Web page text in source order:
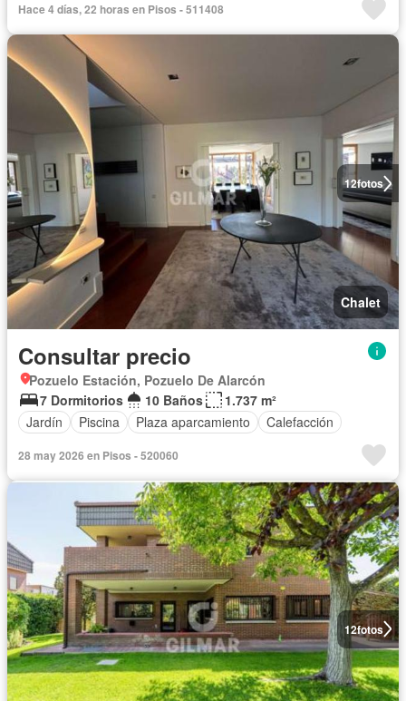
Hace 4 días, 22 horas en Pisos - 511408
12fotos
Chalet
Consultar precio
Pozuelo Estación, Pozuelo De Alarcón
7 Dormitorios
10 Baños
1.737 m²
Jardín
Piscina Plaza aparcamiento Calefacción
28 may 2026 en Pisos - 520060
12fotos